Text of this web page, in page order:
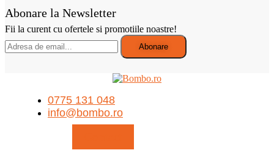
Abonare la Newsletter
Fii la curent cu ofertele si promotiile noastre!
0775 131 048
info@bombo.ro